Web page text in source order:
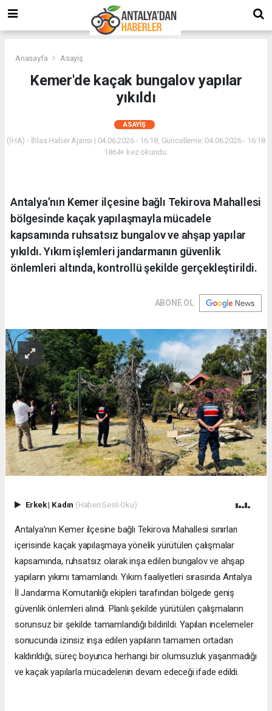
Anasayfa Asayiş
Kemer'de kaçak bungalov yapılar
yıkıldı
ASAYIŞ
(İHA) - İhlas Haber Ajansı | 04.06.2026 - 16:18, Güncelleme: 04.06.2026 - 16:18
1864+ kez okundu.
Antalya’nın Kemer ilçesine bağlı Tekirova Mahallesi
bölgesinde kaçak yapılaşmayla mücadele
kapsamında ruhsatsız bungalov ve ahşap yapılar
yıkıldı. Yıkım işlemleri jandarmanın güvenlik
önlemleri altında, kontrollü şekilde gerçekleştirildi.
ABONE OL
Erkek| Kadın (Haberi Sesli Oku)
Antalya’nın Kemer ilçesine bağlı Tekirova Mahallesi sınırları
içerisinde kaçak yapılaşmaya yönelik yürütülen çalışmalar
kapsamında, ruhsatsız olarak inşa edilen bungalov ve ahşap
yapıların yıkımı tamamlandı. Yıkım faaliyetleri sırasında Antalya
İl Jandarma Komutanlığı ekipleri tarafından bölgede geniş
güvenlik önlemleri alındı. Planlı şekilde yürütülen çalışmaların
sorunsuz bir şekilde tamamlandığı bildirildi. Yapılan incelemeler
sonucunda izinsiz inşa edilen yapıların tamamen ortadan
kaldırıldığı, süreç boyunca herhangi bir olumsuzluk yaşanmadığı
ve kaçak yapılarla mücadelenin devam edeceği ifade edildi.